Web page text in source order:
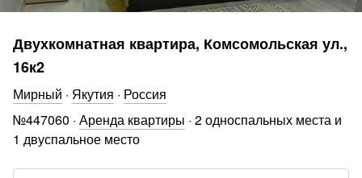
Двухкомнатная квартира, Комсомольская ул.,
16к2
Мирный · Якутия · Россия
№447060 · Аренда квартиры · 2 односпальных места и
1 двуспальное место